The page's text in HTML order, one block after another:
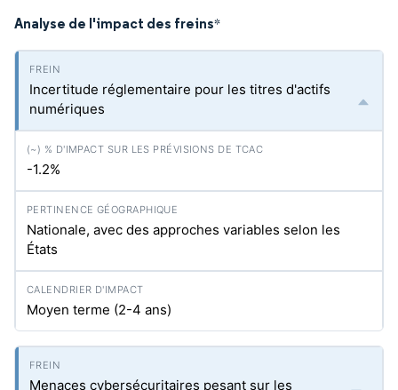
Analyse de l'impact des freins*
Incertitude réglementaire pour les titres d'actifs
numériques
-1.2%
Nationale, avec des approches variables selon les
États
Moyen terme (2-4 ans)
Menaces cybersécuritaires pesant sur les